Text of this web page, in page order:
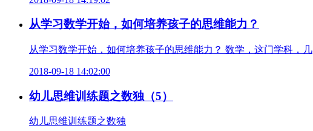
从学习数学开始，如何培养孩子的思维能力？
从学习数学开始，如何培养孩子的思维能力？ 数学，这门学科，几
2018-09-18 14:02:00
幼儿思维训练题之数独（5）
幼儿思维训练题之数独